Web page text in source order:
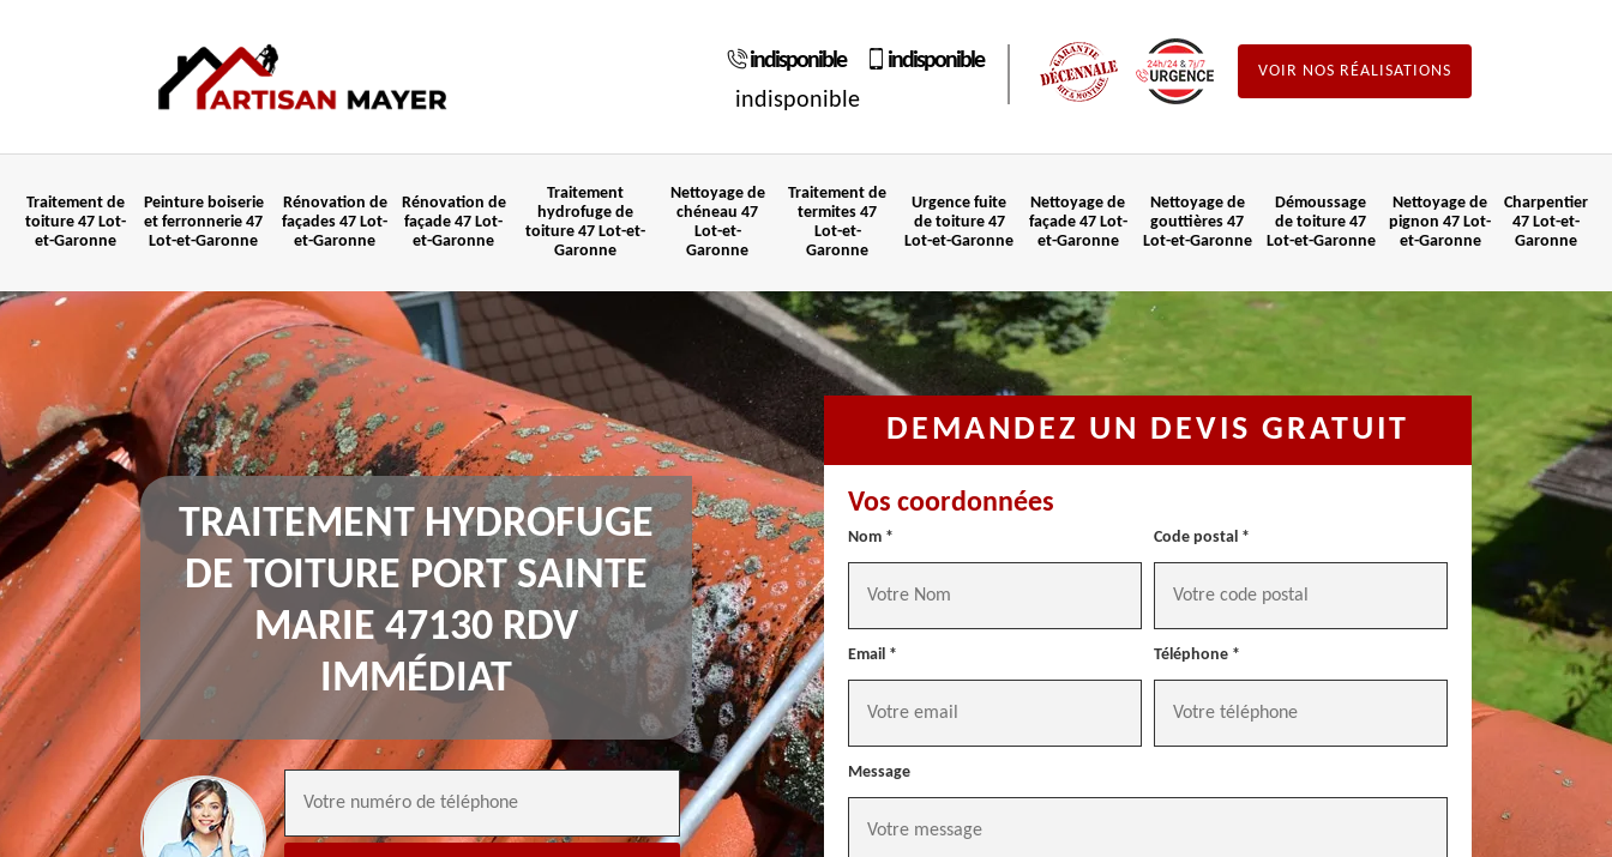
indisponible
indisponible
indisponible
VOIR NOS RÉALISATIONS
Traitement de
toiture 47 Lot-
et-Garonne
Peinture boiserie
et ferronnerie 47
Lot-et-Garonne
Rénovation de
façades 47 Lot-
et-Garonne
Rénovation de
façade 47 Lot-
et-Garonne
Traitement
hydrofuge de
toiture 47 Lot-et-
Garonne
Nettoyage de
chéneau 47
Lot-et-
Garonne
Traitement de
termites 47
Lot-et-
Garonne
Urgence fuite
de toiture 47
Lot-et-Garonne
Nettoyage de
façade 47 Lot-
et-Garonne
Nettoyage de
gouttières 47
Lot-et-Garonne
Démoussage
de toiture 47
Lot-et-Garonne
Nettoyage de
pignon 47 Lot-
et-Garonne
Charpentier
47 Lot-et-
Garonne
TRAITEMENT HYDROFUGE
DE TOITURE PORT SAINTE
MARIE 47130 RDV
IMMÉDIAT
DEMANDEZ UN DEVIS GRATUIT
Vos coordonnées
Nom * Code postal *
Email * Téléphone *
Message